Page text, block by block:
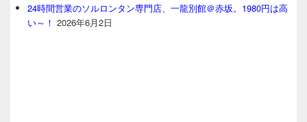
24時間営業のソルロンタン専門店、一龍別館＠赤坂。1980円は高
い～！ 2026年6月2日